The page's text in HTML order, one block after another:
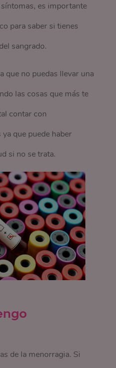
es importante
para saber si tienes
sangrado.
que no puedas llevar una
las cosas que más te
contar con
que puede haber
si no se trata.
de la menorragia. Si